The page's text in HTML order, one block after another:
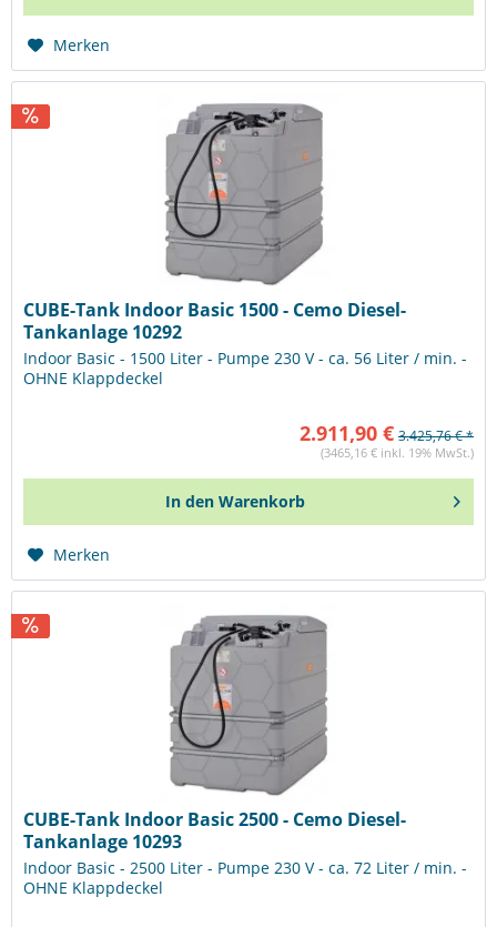
Merken
CUBE-Tank Indoor Basic 1500 - Cemo Diesel-
Tankanlage 10292
Indoor Basic - 1500 Liter - Pumpe 230 V - ca. 56 Liter / min. -
OHNE Klappdeckel
2.911,90 € 3.425,76 € *
(3465,16 € inkl. 19% MwSt.)
In den Warenkorb
Merken
CUBE-Tank Indoor Basic 2500 - Cemo Diesel-
Tankanlage 10293
Indoor Basic - 2500 Liter - Pumpe 230 V - ca. 72 Liter / min. -
OHNE Klappdeckel